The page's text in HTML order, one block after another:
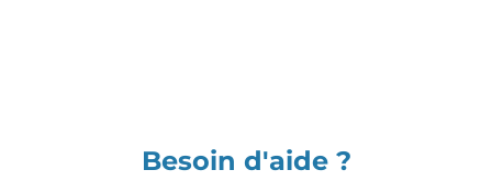
Besoin d'aide ?